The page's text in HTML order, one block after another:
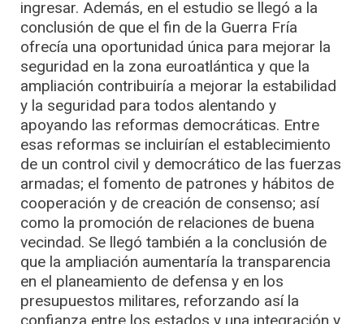
ingresar. Además, en el estudio se llegó a la
conclusión de que el fin de la Guerra Fría
ofrecía una oportunidad única para mejorar la
seguridad en la zona euroatlántica y que la
ampliación contribuiría a mejorar la estabilidad
y la seguridad para todos alentando y
apoyando las reformas democráticas. Entre
esas reformas se incluirían el establecimiento
de un control civil y democrático de las fuerzas
armadas; el fomento de patrones y hábitos de
cooperación y de creación de consenso; así
como la promoción de relaciones de buena
vecindad. Se llegó también a la conclusión de
que la ampliación aumentaría la transparencia
en el planeamiento de defensa y en los
presupuestos militares, reforzando así la